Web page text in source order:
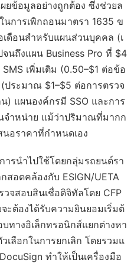
ยข้อมูลอย่างถูกต้อง ซึ่งช่วยล
การเพิกถอนมาตรา 1635 ข
เดือนสำหรับแผนส่วนบุคคล (เ
นถึงแผน Business Pro ที่ $4
เพิ่มเติม (0.50–$1 ต่อข้อ
ระมาณ $1–$5 ต่อการตรวจ
น) แผนองค์กรมี SSO และการ
จำหน่าย แม้ว่าปริมาณที่มากก
นอราคาที่กำหนดเอง
ารนำไปใช้โดยกลุ่มรถยนต์รา
สอดคล้องกับ ESIGN/UETA
จสอบสินเชื่อดิจิทัลโดย CFP
ะต้องได้รับความยินยอมเริ่มต้
ทางอิเล็กทรอนิกส์แยกต่างหา
เลือกในการยกเลิก โดยรวมแ
ทำให้เป็นเครื่องมือ